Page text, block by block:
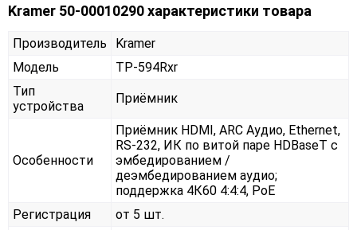
Kramer 50-00010290 характеристики товара
Производитель
Kramer
Модель
TP-594Rxr
Тип
устройства
Приёмник
Особенности
Приёмник HDMI, ARC Аудио, Ethernet,
RS-232, ИК по витой паре HDBaseT с
эмбедированием /
деэмбедированием аудио;
поддержка 4К60 4:4:4, PoE
Регистрация
от 5 шт.